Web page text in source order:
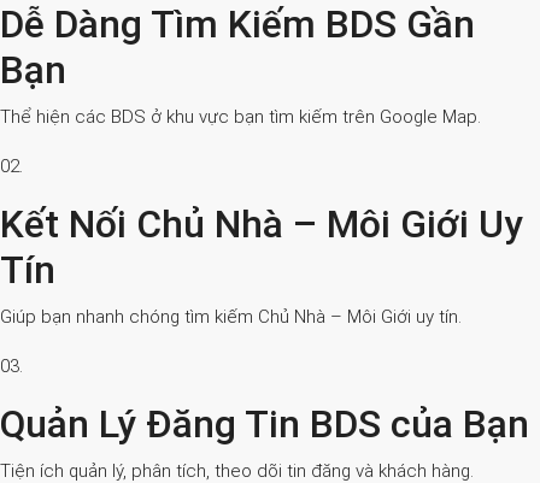
Dễ Dàng Tìm Kiếm BDS Gần
Bạn
Thể hiện các BDS ở khu vực bạn tìm kiếm trên Google Map.
02.
Kết Nối Chủ Nhà – Môi Giới Uy
Tín
Giúp bạn nhanh chóng tìm kiếm Chủ Nhà – Môi Giới uy tín.
03.
Quản Lý Đăng Tin BDS của Bạn
Tiện ích quản lý, phân tích, theo dõi tin đăng và khách hàng.